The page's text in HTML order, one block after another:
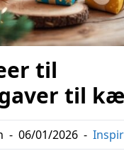
til
til
- 06/01/2026 -